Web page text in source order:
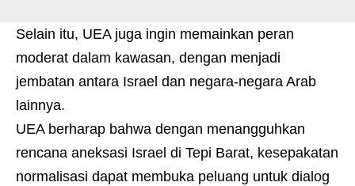
Selain itu, UEA juga ingin memainkan peran
moderat dalam kawasan, dengan menjadi
jembatan antara Israel dan negara-negara Arab
lainnya.
UEA berharap bahwa dengan menangguhkan
rencana aneksasi Israel di Tepi Barat, kesepakatan
normalisasi dapat membuka peluang untuk dialog